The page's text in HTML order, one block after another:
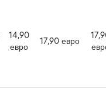
14,90
евро
17,90 евро